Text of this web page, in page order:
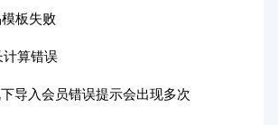
板失败
算错误
导入会员错误提示会出现多次